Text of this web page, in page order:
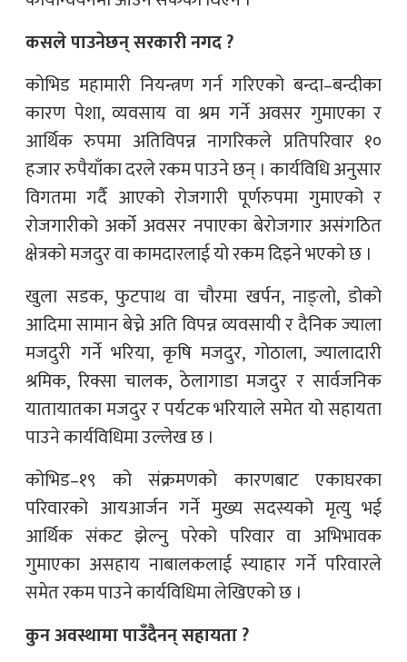
कसले पाउनेछन् सरकारी नगद ?
कोभिड महामारी नियन्त्रण गर्न गरिएको बन्दा–बन्दीका
कारण पेशा, व्यवसाय वा श्रम गर्ने अवसर गुमाएका र
आर्थिक रुपमा अतिविपन्न नागरिकले प्रतिपरिवार १०
हजार रुपैयाँका दरले रकम पाउने छन् । कार्यविधि अनुसार
विगतमा गर्दै आएको रोजगारी पूर्णरुपमा गुमाएको र
रोजगारीको अर्को अवसर नपाएका बेरोजगार असंगठित
क्षेत्रको मजदुर वा कामदारलाई यो रकम दिइने भएको छ ।
खुला सडक, फुटपाथ वा चौरमा खर्पन, नाङ्लो, डोको
आदिमा सामान बेच्ने अति विपन्न व्यवसायी र दैनिक ज्याला
मजदुरी गर्ने भरिया, कृषि मजदुर, गोठाला, ज्यालादारी
श्रमिक, रिक्सा चालक, ठेलागाडा मजदुर र सार्वजनिक
यातायातका मजदुर र पर्यटक भरियाले समेत यो सहायता
पाउने कार्यविधिमा उल्लेख छ ।
कोभिड–१९ को संक्रमणको कारणबाट एकाघरका
परिवारको आयआर्जन गर्ने मुख्य सदस्यको मृत्यु भई
आर्थिक संकट झेल्नु परेको परिवार वा अभिभावक
गुमाएका असहाय नाबालकलाई स्याहार गर्ने परिवारले
समेत रकम पाउने कार्यविधिमा लेखिएको छ ।
कुन अवस्थामा पाउँदैनन् सहायता ?